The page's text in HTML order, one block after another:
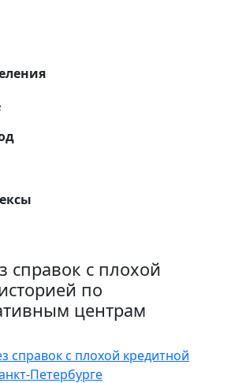
справок с плохой
по
центрам